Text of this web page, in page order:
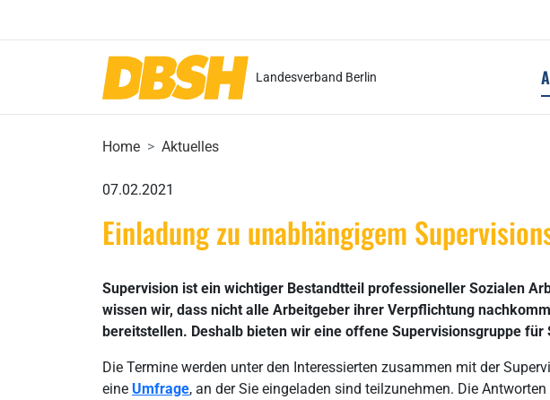
Landesverband Berlin
Home Aktuelles
07.02.2021
Einladung zu unabhängigem
Supervision ist ein wichtiger Bestandtteil professioneller Sozialen
wissen wir, dass nicht alle Arbeitgeber ihrer Verpflichtung
bereitstellen. Deshalb bieten wir eine offene Supervisionsgruppe für
Die Termine werden unter den Interessierten zusammen mit der
eine Umfrage, an der Sie eingeladen sind teilzunehmen. Die